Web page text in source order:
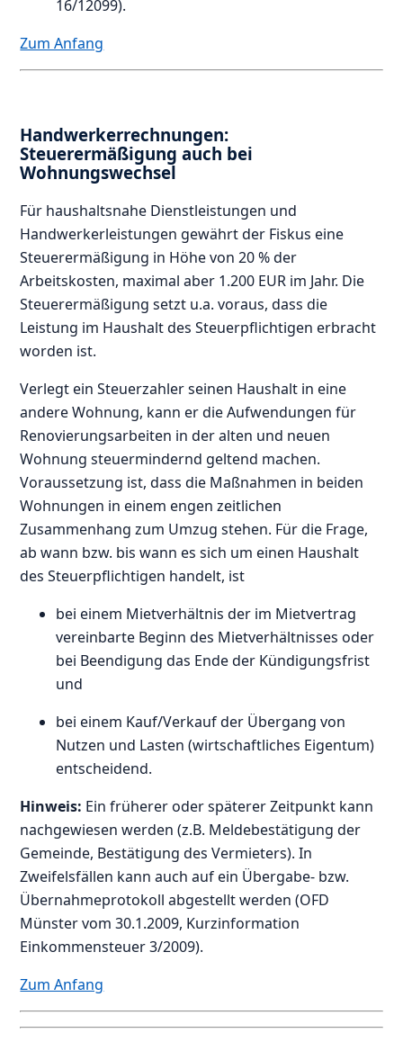
16/12099).
Zum Anfang
Handwerkerrechnungen:
Steuerermäßigung auch bei
Wohnungswechsel
Für haushaltsnahe Dienstleistungen und
Handwerkerleistungen gewährt der Fiskus eine
Steuerermäßigung in Höhe von 20 % der
Arbeitskosten, maximal aber 1.200 EUR im Jahr. Die
Steuerermäßigung setzt u.a. voraus, dass die
Leistung im Haushalt des Steuerpflichtigen erbracht
worden ist.
Verlegt ein Steuerzahler seinen Haushalt in eine
andere Wohnung, kann er die Aufwendungen für
Renovierungsarbeiten in der alten und neuen
Wohnung steuermindernd geltend machen.
Voraussetzung ist, dass die Maßnahmen in beiden
Wohnungen in einem engen zeitlichen
Zusammenhang zum Umzug stehen. Für die Frage,
ab wann bzw. bis wann es sich um einen Haushalt
des Steuerpflichtigen handelt, ist
bei einem Mietverhältnis der im Mietvertrag
vereinbarte Beginn des Mietverhältnisses oder
bei Beendigung das Ende der Kündigungsfrist
und
bei einem Kauf/Verkauf der Übergang von
Nutzen und Lasten (wirtschaftliches Eigentum)
entscheidend.
Hinweis: Ein früherer oder späterer Zeitpunkt kann
nachgewiesen werden (z.B. Meldebestätigung der
Gemeinde, Bestätigung des Vermieters). In
Zweifelsfällen kann auch auf ein Übergabe- bzw.
Übernahmeprotokoll abgestellt werden (OFD
Münster vom 30.1.2009, Kurzinformation
Einkommensteuer 3/2009).
Zum Anfang